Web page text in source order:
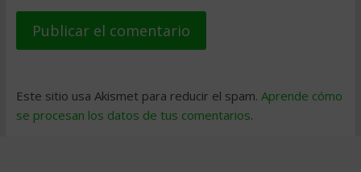
Este sitio usa Akismet para reducir el spam. Aprende cómo
se procesan los datos de tus comentarios.